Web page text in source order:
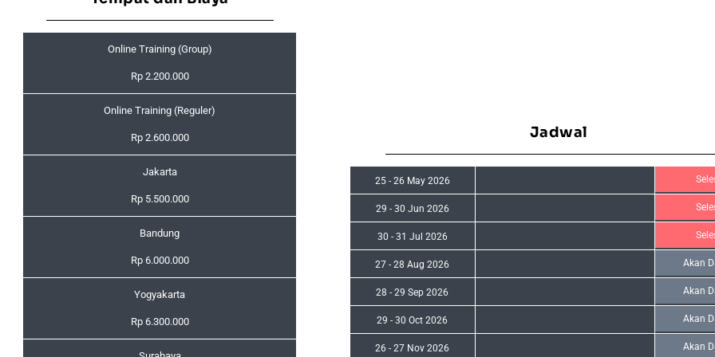
Online Training (Group)
Rp 2.200.000
Online Training (Reguler)
Rp 2.600.000
Jakarta
Rp 5.500.000
Bandung
Rp 6.000.000
Yogyakarta
Rp 6.300.000
Jadwal
25 - 26 May 2026
29 - 30 Jun 2026
30 - 31 Jul 2026
27 -28 Aug 2026 Akan
28 -29 Sep 2026 Akan
29 -30 Oct 2026 Akan
26 -27 Nov 2026 Akan